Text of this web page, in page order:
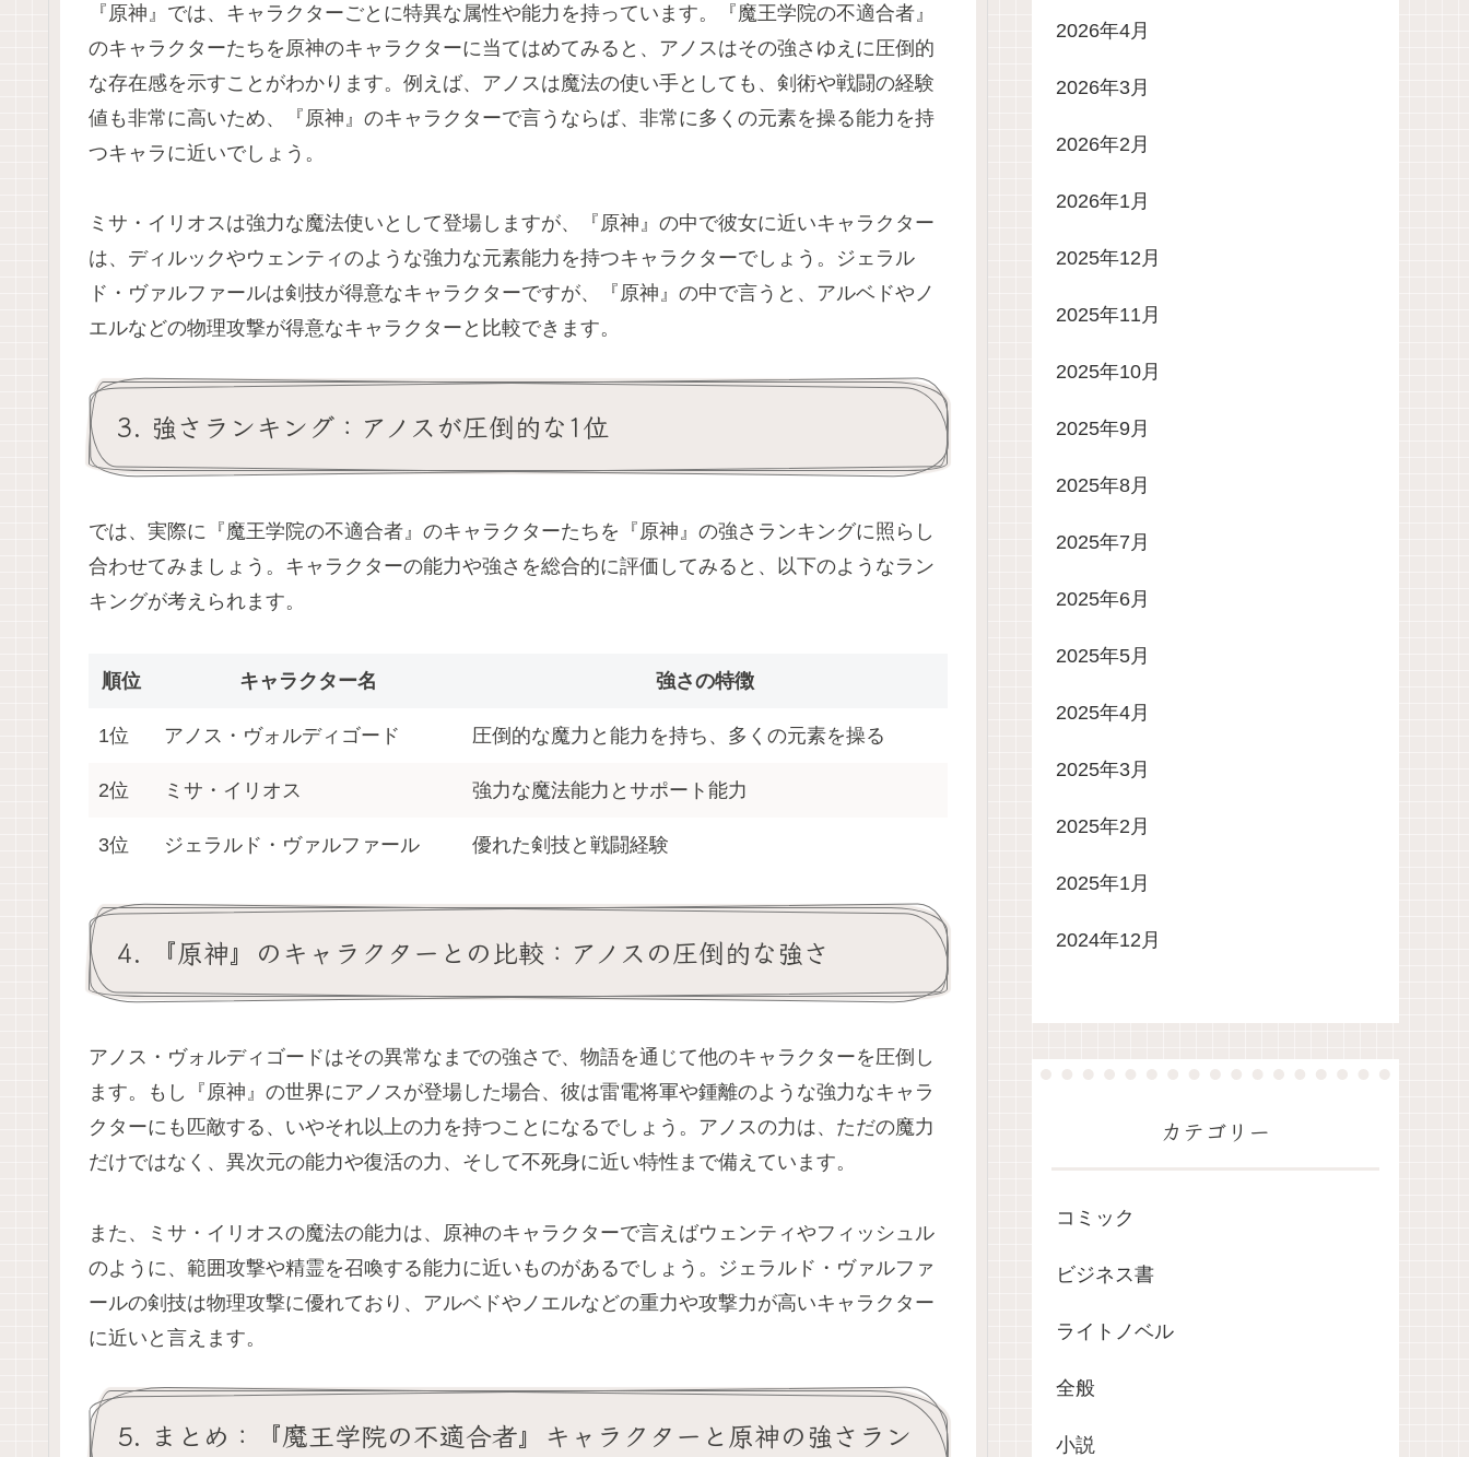
『原神』では、キャラクターごとに特異な属性や能力を持っています。『魔王学院の不適合者』
のキャラクターたちを原神のキャラクターに当てはめてみると、アノスはその強さゆえに圧倒的
な存在感を示すことがわかります。例えば、アノスは魔法の使い手としても、剣術や戦闘の経験
値も非常に高いため、『原神』のキャラクターで言うならば、非常に多くの元素を操る能力を持
つキャラに近いでしょう。
ミサ・イリオスは強力な魔法使いとして登場しますが、『原神』の中で彼女に近いキャラクター
は、ディルックやウェンティのような強力な元素能力を持つキャラクターでしょう。ジェラル
ド・ヴァルファールは剣技が得意なキャラクターですが、『原神』の中で言うと、アルベドやノ
エルなどの物理攻撃が得意なキャラクターと比較できます。
3. 強さランキング：アノスが圧倒的な1位
では、実際に『魔王学院の不適合者』のキャラクターたちを『原神』の強さランキングに照らし
合わせてみましょう。キャラクターの能力や強さを総合的に評価してみると、以下のようなラン
キングが考えられます。
順位 キャラクター名 強さの特徴
1位 アノス・ヴォルディゴード 圧倒的な魔力と能力を持ち、多くの元素を操る
2位 ミサ・イリオス 強力な魔法能力とサポート能力
3位 ジェラルド・ヴァルファール 優れた剣技と戦闘経験
4. 『原神』のキャラクターとの比較：アノスの圧倒的な強さ
アノス・ヴォルディゴードはその異常なまでの強さで、物語を通じて他のキャラクターを圧倒し
ます。もし『原神』の世界にアノスが登場した場合、彼は雷電将軍や鍾離のような強力なキャラ
クターにも匹敵する、いやそれ以上の力を持つことになるでしょう。アノスの力は、ただの魔力
だけではなく、異次元の能力や復活の力、そして不死身に近い特性まで備えています。
また、ミサ・イリオスの魔法の能力は、原神のキャラクターで言えばウェンティやフィッシュル
のように、範囲攻撃や精霊を召喚する能力に近いものがあるでしょう。ジェラルド・ヴァルファ
ールの剣技は物理攻撃に優れており、アルベドやノエルなどの重力や攻撃力が高いキャラクター
に近いと言えます。
5. まとめ：『魔王学院の不適合者』キャラクターと原神の強さラン
2026年4月
2026年3月
2026年2月
2026年1月
2025年12月
2025年11月
2025年10月
2025年9月
2025年8月
2025年7月
2025年6月
2025年5月
2025年4月
2025年3月
2025年2月
2025年1月
2024年12月
カテゴリー
コミック
ビジネス書
ライトノベル
全般
小説